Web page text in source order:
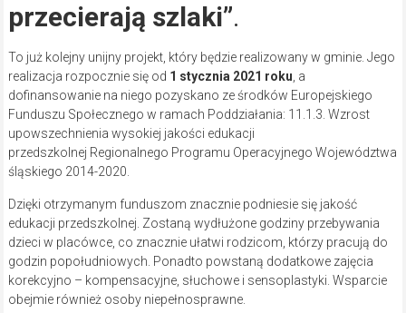
przecierają szlaki”.
To już kolejny unijny projekt, który będzie realizowany w gminie. Jego
realizacja rozpocznie się od 1 stycznia 2021 roku , a
dofinansowanie na niego pozyskano ze środków Europejskiego
Funduszu Społecznego w ramach Poddziałania: 11.1.3. Wzrost
upowszechnienia wysokiej jakości edukacji
przedszkolnej Regionalnego Programu Operacyjnego Województwa
śląskiego 2014-2020.
Dzięki otrzymanym funduszom znacznie podniesie się jakość
edukacji przedszkolnej. Zostaną wydłużone godziny przebywania
dzieci w placówce, co znacznie ułatwi rodzicom, którzy pracują do
godzin popołudniowych. Ponadto powstaną dodatkowe zajęcia
korekcyjno – kompensacyjne, słuchowe i sensoplastyki. Wsparcie
obejmie również osoby niepełnosprawne.